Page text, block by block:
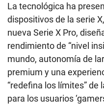
La tecnológica ha
dispositivos de la serie
nueva Serie X Pro,
rendimiento de “nivel
mundo, autonomía de
premium y una
“redefina los límites”
para los usuarios